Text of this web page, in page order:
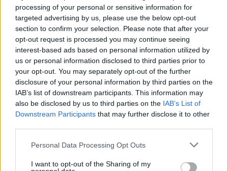
processing of your personal or sensitive information for
targeted advertising by us, please use the below opt-out
section to confirm your selection. Please note that after your
opt-out request is processed you may continue seeing
interest-based ads based on personal information utilized by
us or personal information disclosed to third parties prior to
your opt-out. You may separately opt-out of the further
disclosure of your personal information by third parties on the
IAB’s list of downstream participants. This information may
also be disclosed by us to third parties on the IAB’s List of
Downstream Participants that may further disclose it to other
Please note that this website/app uses one or more Google
not limited to your visit or usage behaviour. You may click to
Personal Data Processing Opt Outs
I want to opt-out of the Sharing of my
Fotó: Alpern Bernadett